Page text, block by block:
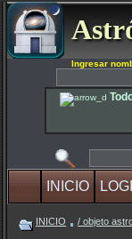
Ingresar
INICIO
INICIO / objeto